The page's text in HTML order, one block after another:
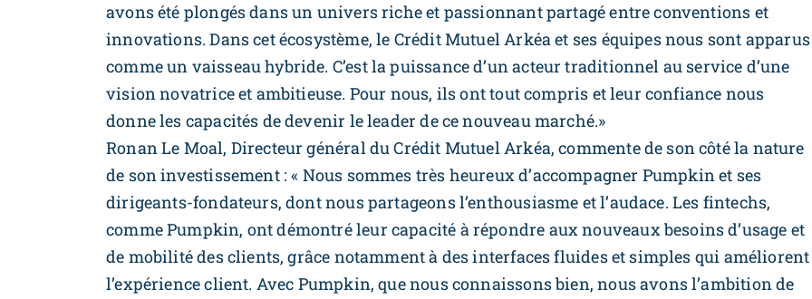
avons été plongés dans un univers riche et passionnant partagé entre conventions et
innovations. Dans cet écosystème, le Crédit Mutuel Arkéa et ses équipes nous sont apparus
comme un vaisseau hybride. C’est la puissance d’un acteur traditionnel au service d’une
vision novatrice et ambitieuse. Pour nous, ils ont tout compris et leur confiance nous
donne les capacités de devenir le leader de ce nouveau marché.»
Ronan Le Moal, Directeur général du Crédit Mutuel Arkéa, commente de son côté la nature
de son investissement : « Nous sommes très heureux d’accompagner Pumpkin et ses
dirigeants-fondateurs, dont nous partageons l’enthousiasme et l’audace. Les fintechs,
comme Pumpkin, ont démontré leur capacité à répondre aux nouveaux besoins d’usage et
de mobilité des clients, grâce notamment à des interfaces fluides et simples qui améliorent
l’expérience client. Avec Pumpkin, que nous connaissons bien, nous avons l’ambition de